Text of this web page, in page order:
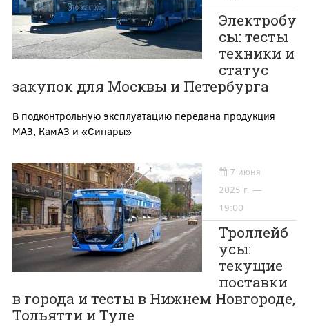
Электробу
сы: тесты
техники и
статус
закупок для Москвы и Петербурга
В подконтрольную эксплуатацию передана продукция
МАЗ, КамАЗ и «Синары»
7 июня
2025 г. —
19:00
Троллейб
усы:
текущие
поставки
в города и тесты в Нижнем Новгороде,
Тольятти и Туле